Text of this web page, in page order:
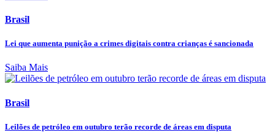
Brasil
Lei que aumenta punição a crimes digitais contra crianças é sancionada
Saiba Mais
Brasil
Leilões de petróleo em outubro terão recorde de áreas em disputa